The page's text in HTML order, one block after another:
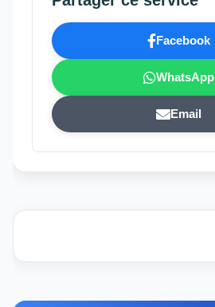
Facebook
WhatsApp
Email